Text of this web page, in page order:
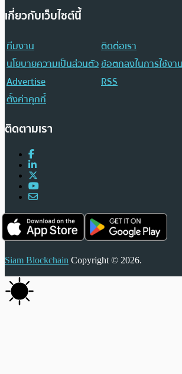
เกี่ยวกับเว็บไซต์นี้
ทีมงาน
ติดต่อเรา
นโยบายความเป็นส่วนตัวข้อตกลงในการใช้งา
Advertise
RSS
ตั้งค่าคุกกี้
ติดตามเรา
Siam Blockchain Copyright © 2026.